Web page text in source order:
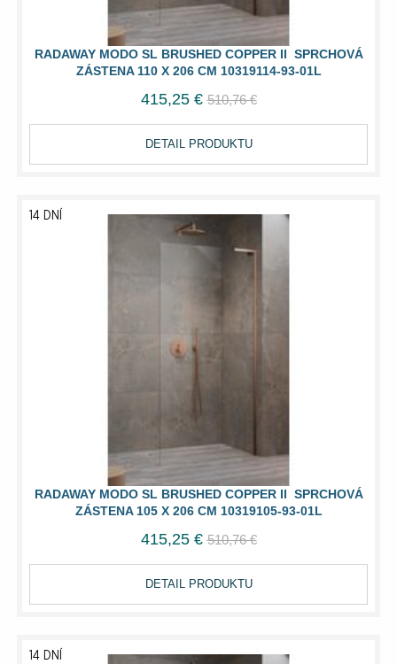
RADAWAY MODO SL BRUSHED COPPER II SPRCHOVÁ
ZÁSTENA 110 X 206 CM 10319114-93-01L
415,25 € 510,76 €
DETAIL PRODUKTU
RADAWAY MODO SL BRUSHED COPPER II SPRCHOVÁ
ZÁSTENA 105 X 206 CM 10319105-93-01L
14 DNÍ
415,25 € 510,76 €
DETAIL PRODUKTU
14 DNÍ